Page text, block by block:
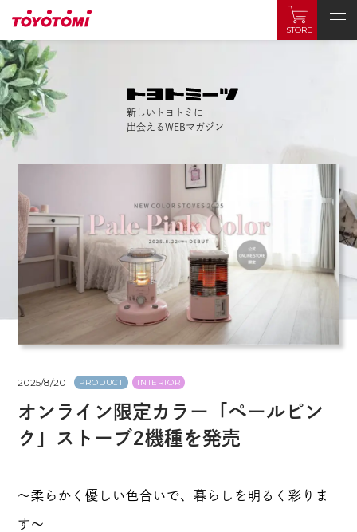
STORE
新しいトヨトミに
出会えるWEBマガジン
2025/8/20 PRODUCT INTERIOR
オンライン限定カラー「ペールピン
ク」ストーブ2機種を発売
～柔らかく優しい色合いで、暮らしを明るく彩りま
す～